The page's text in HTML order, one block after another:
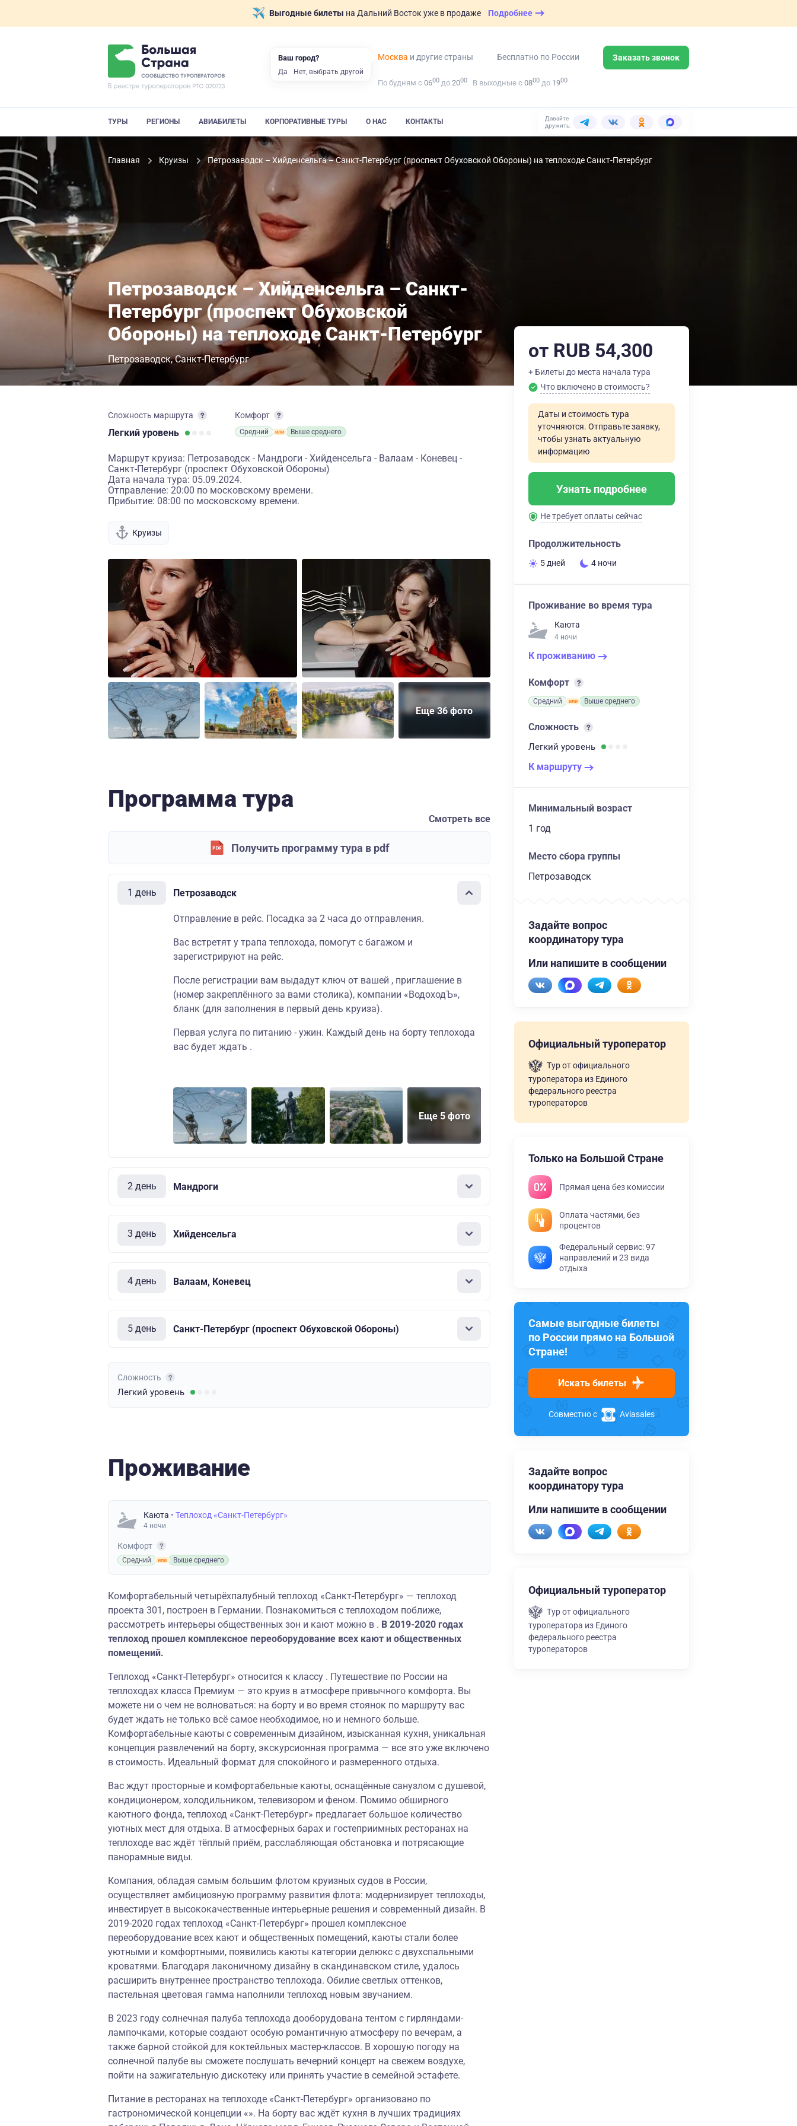
Выгодные билеты на Дальний Восток уже в продаже Подробнее
Москва и другие страны Бесплатно по России Заказать звонок
По будням с 0600 до 2000 В выходные с 0800 до 1900
ТУРЫ РЕГИОНЫ АВИАБИЛЕТЫ КОРПОРАТИВНЫЕ ТУРЫ О НАС КОНТАКТЫ
Давайте
дружить:
Главная Круизы Петрозаводск – Хийденсельга – Санкт-Петербург (проспект Обуховской Обороны) на теплоходе Санкт-Петербург
Петрозаводск – Хийденсельга – Санкт-
Петербург (проспект Обуховской
Обороны) на теплоходе Санкт-Петербург
Петрозаводск Санкт-Петербург
Сложность маршрута
Легкий уровень
Комфорт
Средний Выше среднего
Маршрут круиза: Петрозаводск - Мандроги - Хийденсельга - Валаам - Коневец -
Санкт-Петербург (проспект Обуховской Обороны)
Дата начала тура: 05.09.2024.
Отправление: 20:00 по московскому времени.
Прибытие: 08:00 по московскому времени.
Круизы
Еще 36 фото
Программа тура
Смотреть все
Получить программу тура в pdf
1 день Петрозаводск
Отправление в рейс. Посадка за 2 часа до отправления.
Вас встретят у трапа теплохода, помогут с багажом и
зарегистрируют на рейс.
После регистрации вам выдадут ключ от вашей , приглашение в
(номер закреплённого за вами столика), компании «ВодоходЪ»,
бланк (для заполнения в первый день круиза).
Первая услуга по питанию - ужин. Каждый день на борту теплохода
вас будет ждать .
Еще 5 фото
2 день Мандроги
3 день Хийденсельга
4 день Валаам, Коневец
5 день Санкт-Петербург (проспект Обуховской Обороны)
Сложность
Легкий уровень
Проживание
Каюта • Теплоход «Санкт-Петербург»
4 ночи
Комфорт
Средний Выше среднего
Комфортабельный четырёхпалубный теплоход «Санкт-Петербург» — теплоход
проекта 301, построен в Германии. Познакомиться с теплоходом поближе,
рассмотреть интерьеры общественных зон и кают можно в . В 2019-2020 годах
теплоход прошел комплексное переоборудование всех кают и общественных
помещений.
Теплоход «Санкт-Петербург» относится к классу . Путешествие по России на
теплоходах класса Премиум — это круиз в атмосфере привычного комфорта. Вы
можете ни о чем не волноваться: на борту и во время стоянок по маршруту вас
будет ждать не только всё самое необходимое, но и немного больше.
Комфортабельные каюты с современным дизайном, изысканная кухня, уникальная
концепция развлечений на борту, экскурсионная программа — все это уже включено
в стоимость. Идеальный формат для спокойного и размеренного отдыха.
Вас ждут просторные и комфортабельные каюты, оснащённые санузлом с душевой,
кондиционером, холодильником, телевизором и феном. Помимо обширного
каютного фонда, теплоход «Санкт-Петербург» предлагает большое количество
уютных мест для отдыха. В атмосферных барах и гостеприимных ресторанах на
теплоходе вас ждёт тёплый приём, расслабляющая обстановка и потрясающие
панорамные виды.
Компания, обладая самым большим флотом круизных судов в России,
осуществляет амбициозную программу развития флота: модернизирует теплоходы,
инвестирует в высококачественные интерьерные решения и современный дизайн. В
2019-2020 годах теплоход «Санкт-Петербург» прошел комплексное
переоборудование всех кают и общественных помещений, каюты стали более
уютными и комфортными, появились каюты категории делюкс с двухспальными
кроватями. Благодаря лаконичному дизайну в скандинавском стиле, удалось
расширить внутреннее пространство теплохода. Обилие светлых оттенков,
пастельная цветовая гамма наполнили теплоход новым звучанием.
В 2023 году солнечная палуба теплохода дооборудована тентом с гирляндами-
лампочками, которые создают особую романтичную атмосферу по вечерам, а
также барной стойкой для коктейльных мастер-классов. В хорошую погоду на
солнечной палубе вы сможете послушать вечерний концерт на свежем воздухе,
пойти на зажигательную дискотеку или принять участие в семейной эстафете.
Питание в ресторанах на теплоходе «Санкт-Петербург» организовано по
гастрономической концепции «». На борту вас ждёт кухня в лучших традициях
от RUB 54,300
+ Билеты до места начала тура
Что включено в стоимость?
Даты и стоимость тура
уточняются. Отправьте заявку,
чтобы узнать актуальную
информацию
Узнать подробнее
Не требует оплаты сейчас
Продолжительность
5 дней 4 ночи
Проживание во время тура
Каюта
4 ночи
К проживанию
Комфорт
Средний Выше среднего
Сложность
Легкий уровень
К маршруту
Минимальный возраст
1 год
Место сбора группы
Петрозаводск
Задайте вопрос
координатору тура
Или напишите в сообщении
Официальный туроператор
Тур от официального
туроператора из Единого
федерального реестра
туроператоров
Только на Большой Стране
Прямая цена без комиссии
Оплата частями, без
процентов
Федеральный сервис: 97
направлений и 23 вида
отдыха
Самые выгодные билеты
по России прямо на Большой
Стране!
Искать билеты
Совместно с Aviasales
Задайте вопрос
координатору тура
Или напишите в сообщении
Официальный туроператор
Тур от официального
туроператора из Единого
федерального реестра
туроператоров
Ваш город?
Да Нет, выбрать другой